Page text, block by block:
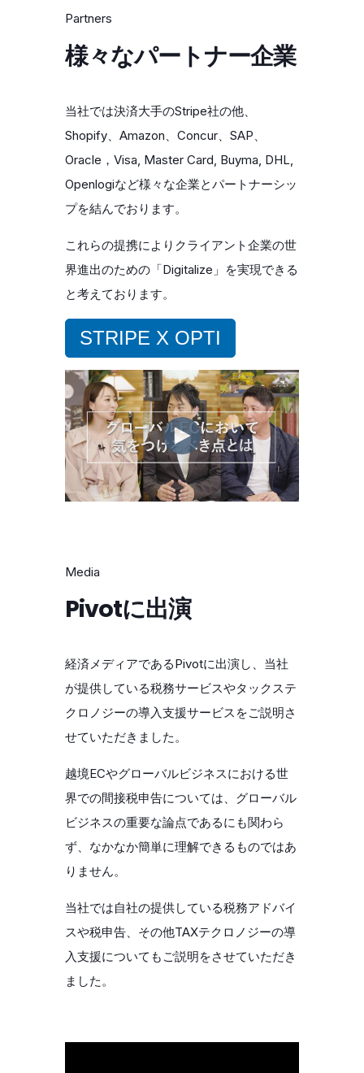
Partners
様々なパートナー企業
当社では決済大手のStripe社の他、
Shopify、Amazon、Concur、SAP、
Oracle，Visa, Master Card, Buyma, DHL,
Openlogiなど様々な企業とパートナーシッ
プを結んでおります。
これらの提携によりクライアント企業の世
界進出のための「Digitalize」を実現できる
と考えております。
STRIPE X OPTI
Media
Pivotに出演
経済メディアであるPivotに出演し、当社
が提供している税務サービスやタックステ
クロノジーの導入支援サービスをご説明さ
せていただきました。
越境ECやグローバルビジネスにおける世
界での間接税申告については、グローバル
ビジネスの重要な論点であるにも関わら
ず、なかなか簡単に理解できるものではあ
りません。
当社では自社の提供している税務アドバイ
スや税申告、その他TAXテクロノジーの導
入支援についてもご説明をさせていただき
ました。